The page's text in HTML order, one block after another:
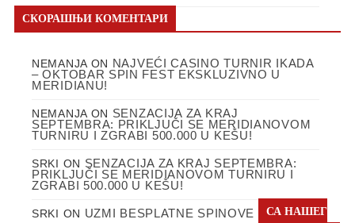
СКОРАШЊИ КОМЕНТАРИ
NEMANJAON NAJVEĆI CASINO TURNIR IKADA
– OKTOBAR SPIN FEST EKSKLUZIVNO U
MERIDIANU!
NEMANJAON SENZACIJA ZA KRAJ
SEPTEMBRA: PRIKLJUČI SE MERIDIANOVOM
TURNIRU I ZGRABI 500.000 U KEŠU!
SRKI ON SENZACIJA ZA KRAJ SEPTEMBRA:
PRIKLJUČI SE MERIDIANOVOM TURNIRU I
ZGRABI 500.000 U KEŠU!
SRKI ON UZMI BESPLATNE SPINOVE
СА НАШЕГ